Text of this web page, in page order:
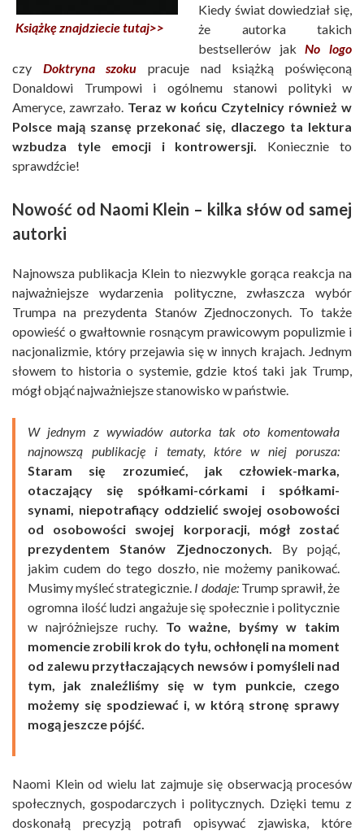
Książkę znajdziecie tutaj>>
Kiedy świat dowiedział się,
że autorka takich
bestsellerów jakNo logo
czy Doktryna szoku pracuje nad książką poświęconą
Donaldowi Trumpowi i ogólnemu stanowi polityki w
Ameryce, zawrzało. Teraz w końcu Czytelnicy również w
Polsce mają szansę przekonać się, dlaczego ta lektura
wzbudza tyle emocji i kontrowersji. Koniecznie to
sprawdźcie!
Nowość od Naomi Klein – kilka słów od samej
autorki
Najnowsza publikacja Klein to niezwykle gorąca reakcja na
najważniejsze wydarzenia polityczne, zwłaszcza wybór
Trumpa na prezydenta Stanów Zjednoczonych. To także
opowieść o gwałtownie rosnącym prawicowym populizmie i
nacjonalizmie, który przejawia się w innych krajach. Jednym
słowem to historia o systemie, gdzie ktoś taki jak Trump,
mógł objąć najważniejsze stanowisko w państwie.
W jednym z wywiadów autorka tak oto komentowała
najnowszą publikację i tematy, które w niej porusza:
Staram się zrozumieć, jak człowiek-marka,
otaczający się spółkami-córkami i spółkami-
synami, niepotrafiący oddzielić swojej osobowości
od osobowości swojej korporacji, mógł zostać
prezydentem Stanów Zjednoczonych. By pojąć,
jakim cudem do tego doszło, nie możemy panikować.
Musimy myśleć strategicznie. I dodaje: Trump sprawił, że
ogromna ilość ludzi angażuje się społecznie i politycznie
w najróżniejsze ruchy. To ważne, byśmy w takim
momencie zrobili krok do tyłu, ochłonęli na moment
od zalewu przytłaczających newsów i pomyśleli nad
tym, jak znaleźliśmy się w tym punkcie, czego
możemy się spodziewać i, w którą stronę sprawy
mogą jeszcze pójść.
Naomi Klein od wielu lat zajmuje się obserwacją procesów
społecznych, gospodarczych i politycznych. Dzięki temu z
doskonałą precyzją potrafi opisywać zjawiska, które